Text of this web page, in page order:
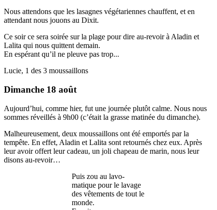
Nous attendons que les lasagnes végétariennes chauffent, et en
attendant nous jouons au Dixit.
Ce soir ce sera soirée sur la plage pour dire au-revoir à Aladin et
Lalita qui nous quittent demain.
En espérant qu’il ne pleuve pas trop...
Lucie, 1 des 3 moussaillons
Dimanche 18 août
Aujourd’hui, comme hier, fut une journée plutôt calme. Nous nous
sommes réveillés à 9h00 (c’était la grasse matinée du dimanche).
Malheureusement, deux moussaillons ont été emportés par la
tempête. En effet, Aladin et Lalita sont retournés chez eux. Après
leur avoir offert leur cadeau, un joli chapeau de marin, nous leur
disons au-revoir…
Puis zou au lavo-
matique pour le lavage
des vêtements de tout le
monde.